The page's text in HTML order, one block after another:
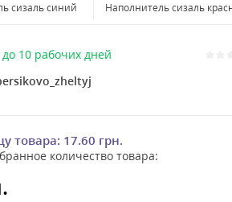
сизаль синий Наполнитель сизаль
10 рабочих дней
товара: 17.60 грн.
количество товара: